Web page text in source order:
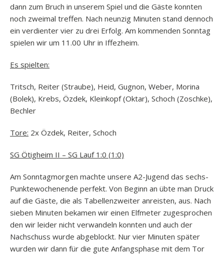
dann zum Bruch in unserem Spiel und die Gäste konnten
noch zweimal treffen. Nach neunzig Minuten stand dennoch
ein verdienter vier zu drei Erfolg. Am kommenden Sonntag
spielen wir um 11.00 Uhr in Iffezheim.
Es spielten:
Tritsch, Reiter (Straube), Heid, Gugnon, Weber, Morina
(Bolek), Krebs, Özdek, Kleinkopf (Oktar), Schoch (Zoschke),
Bechler
Tore: 2x Özdek, Reiter, Schoch
SG Ötigheim II – SG Lauf 1:0 (1:0)
Am Sonntagmorgen machte unsere A2-Jugend das sechs-
Punktewochenende perfekt. Von Beginn an übte man Druck
auf die Gäste, die als Tabellenzweiter anreisten, aus. Nach
sieben Minuten bekamen wir einen Elfmeter zugesprochen
den wir leider nicht verwandeln konnten und auch der
Nachschuss wurde abgeblockt. Nur vier Minuten später
wurden wir dann für die gute Anfangsphase mit dem Tor